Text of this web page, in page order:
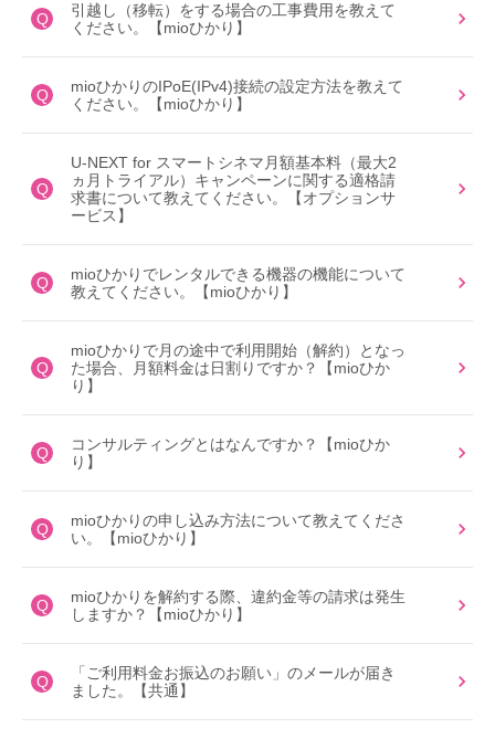
Q
引越し（移転）をする場合の工事費用を教えて
ください。【mioひかり】
Q
mioひかりのIPoE(IPv4)接続の設定方法を教えて
ください。【mioひかり】
Q
U-NEXT for スマートシネマ月額基本料（最大2
ヵ月トライアル）キャンペーンに関する適格請
求書について教えてください。【オプションサ
ービス】
Q
mioひかりでレンタルできる機器の機能について
教えてください。【mioひかり】
Q
mioひかりで月の途中で利用開始（解約）となっ
た場合、月額料金は日割りですか？【mioひか
り】
Q
コンサルティングとはなんですか？【mioひか
り】
Q
mioひかりの申し込み方法について教えてくださ
い。【mioひかり】
Q
mioひかりを解約する際、違約金等の請求は発生
しますか？【mioひかり】
Q
「ご利用料金お振込のお願い」のメールが届き
ました。【共通】